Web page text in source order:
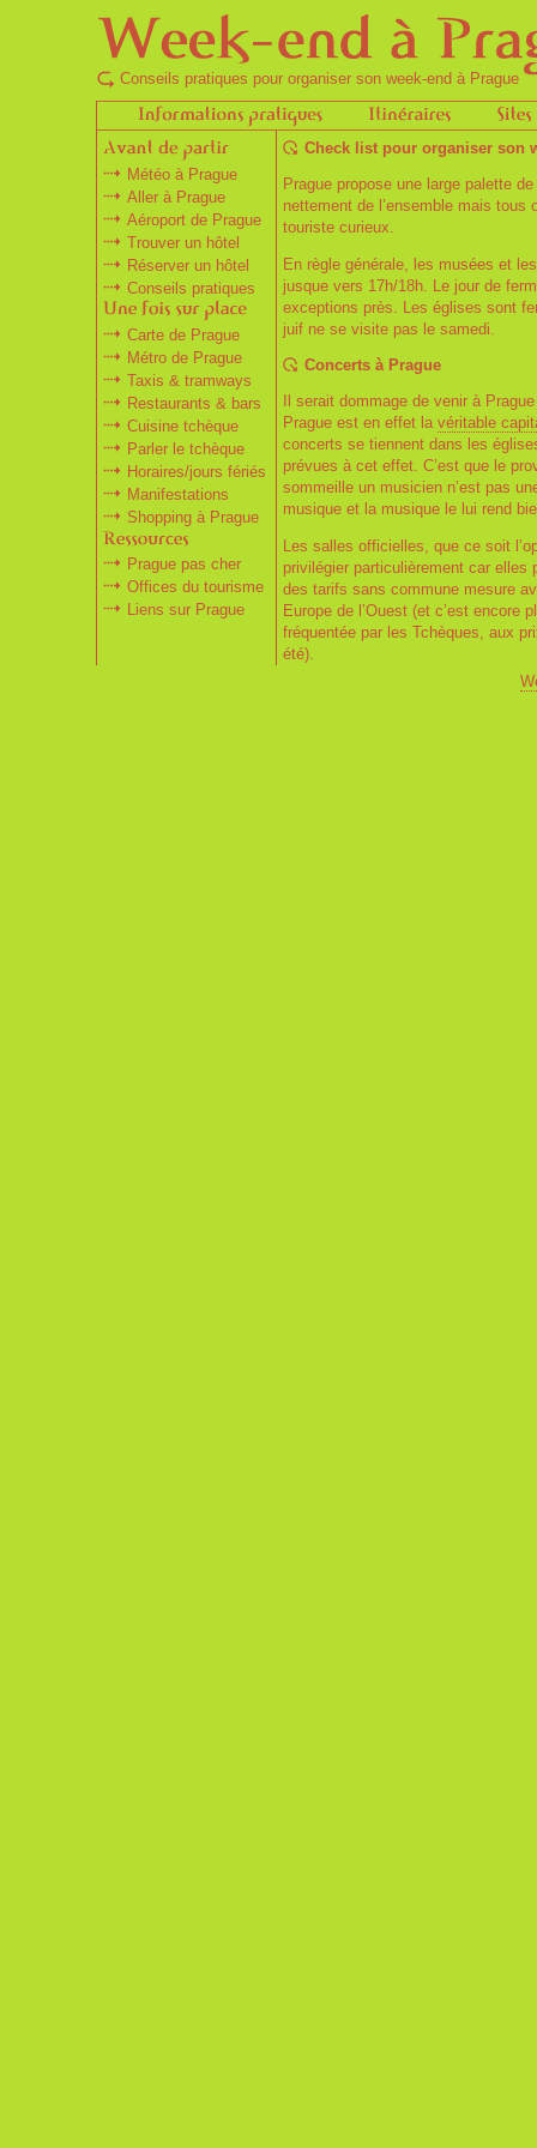
Conseils pratiques pour organiser son week-end à Prague
Météo à Prague
Aller à Prague
Aéroport de Prague
Trouver un hôtel
Réserver un hôtel
Conseils pratiques
Carte de Prague
Métro de Prague
Taxis & tramways
Restaurants & bars
Cuisine tchèque
Parler le tchèque
Horaires/jours fériés
Manifestations
Shopping à Prague
Prague pas cher
Offices du tourisme
Liens sur Prague
Check list pour organiser son
Prague propose une large palette
nettement de l’ensemble mais tous
touriste curieux.
En règle générale, les musées et
jusque vers 17h/18h. Le jour de
exceptions près. Les églises sont
juif ne se visite pas le samedi.
Concerts à Prague
Il serait dommage de venir à
Prague est en effet la véritable
concerts se tiennent dans les
prévues à cet effet. C’est que le
sommeille un musicien n’est pas
musique et la musique le lui rend
Les salles officielles, que ce soit
privilégier particulièrement car elles
des tarifs sans commune mesure
Europe de l’Ouest (et c’est encore
fréquentée par les Tchèques, aux
été).